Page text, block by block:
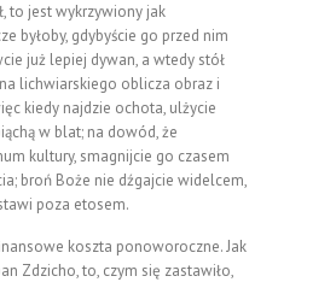
to jest wykrzywiony jak
byłoby, gdybyście go przed nim
już lepiej dywan, a wtedy stół
lichwiarskiego oblicza obraz i
kiedy najdzie ochota, ulżycie
w blat; na dowód, że
kultury, smagnijcie go czasem
broń Boże nie dźgajcie widelcem,
poza etosem.
koszta ponoworoczne. Jak
Zdzicho, to, czym się zastawiło,